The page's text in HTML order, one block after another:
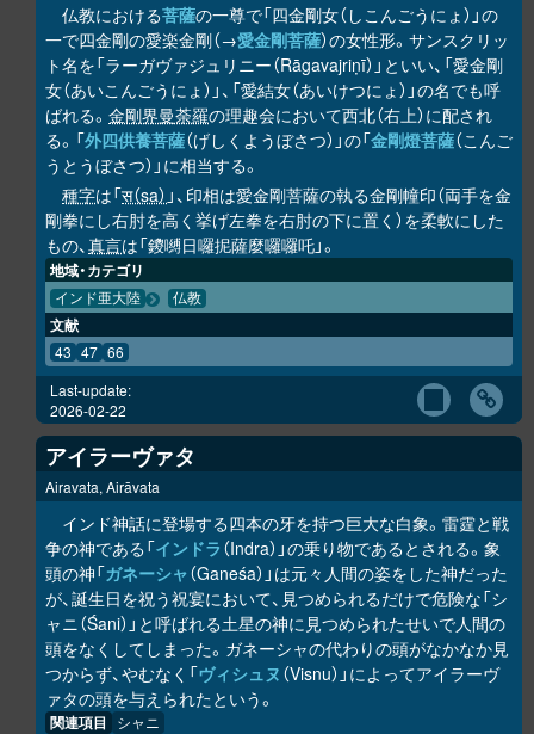
仏教における菩薩の一尊で「四金剛女（しこんごうにょ）」の
一で四金剛の愛楽金剛（→愛金剛菩薩）の女性形。サンスクリッ
ト名を「ラーガヴァジュリニー（Rāgavajriṇī）」といい、「愛金剛
女（あいこんごうにょ）」、「愛結女（あいけつにょ）」の名でも呼
ばれる。 金剛界曼荼羅の理趣会において西北（右上）に配され
る。「外四供養菩薩（げしくようぼさつ）」の「金剛燈菩薩（こんご
うとうぼさつ）」に相当する。
種字は「स（sa） 」、印相は愛金剛菩薩の執る金剛幢印（両手を金
剛拳にし右肘を高く挙げ左拳を右肘の下に置く）を柔軟にした
もの、真言は「鑁嚩日囉抳薩麼囉囉吒」。
地域・カテゴリ
インド亜大陸 仏教
文献
43 47 66
Last-update:
2026-02-22
アイラーヴァタ
Airavata, Airāvata
インド神話に登場する四本の牙を持つ巨大な白象。雷霆と戦
争の神である「インドラ （Indra）」の乗り物であるとされる。象
頭の神「ガネーシャ（Ganeśa）」は元々人間の姿をした神だった
が、誕生日を祝う祝宴において、見つめられるだけで危険な「シ
ャニ（Śani）」と呼ばれる土星の神に見つめられたせいで人間の
頭をなくしてしまった。ガネーシャの代わりの頭がなかなか見
つからず、やむなく「ヴィシュヌ （Visnu）」によってアイラーヴ
ァタの頭を与えられたという。
関連項目 シャニ